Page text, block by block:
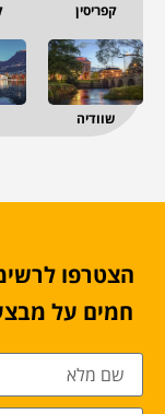
קפריסין
שוודיה
הצטרפו
חמים על